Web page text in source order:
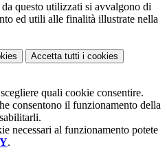
questo utilizzati si avvalgono di
ed utili alle finalità illustrate nella
Accetta tutti i cookies
quali cookie consentire.
consentono il funzionamento della
necessari al funzionamento potete
.